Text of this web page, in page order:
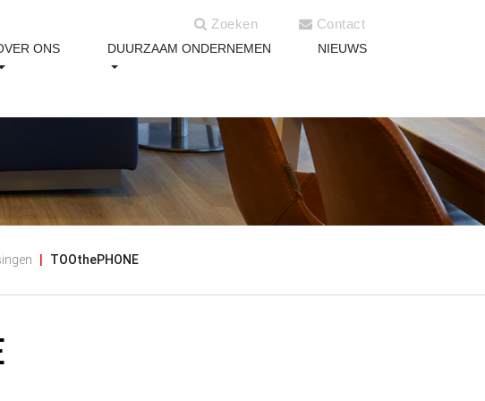
Zoeken Contact
ONS DUURZAAM ONDERNEMEN NIEUWS
TOOthePHONE